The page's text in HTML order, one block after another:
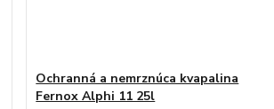
Ochranná a nemrznúca kvapalina
Fernox Alphi 11 25l